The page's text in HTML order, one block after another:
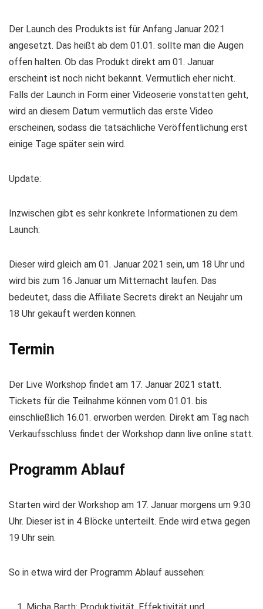
Der Launch des Produkts ist für Anfang Januar 2021
angesetzt. Das heißt ab dem 01.01. sollte man die Augen
offen halten. Ob das Produkt direkt am 01. Januar
erscheint ist noch nicht bekannt. Vermutlich eher nicht.
Falls der Launch in Form einer Videoserie vonstatten geht,
wird an diesem Datum vermutlich das erste Video
erscheinen, sodass die tatsächliche Veröffentlichung erst
einige Tage später sein wird.
Update:
Inzwischen gibt es sehr konkrete Informationen zu dem
Launch:
Dieser wird gleich am 01. Januar 2021 sein, um 18 Uhr und
wird bis zum 16 Januar um Mitternacht laufen. Das
bedeutet, dass die Affiliate Secrets direkt an Neujahr um
18 Uhr gekauft werden können.
Termin
Der Live Workshop findet am 17. Januar 2021 statt.
Tickets für die Teilnahme können vom 01.01. bis
einschließlich 16.01. erworben werden. Direkt am Tag nach
Verkaufsschluss findet der Workshop dann live online statt.
Programm Ablauf
Starten wird der Workshop am 17. Januar morgens um 9:30
Uhr. Dieser ist in 4 Blöcke unterteilt. Ende wird etwa gegen
19 Uhr sein.
So in etwa wird der Programm Ablauf aussehen: